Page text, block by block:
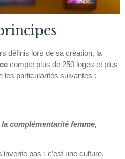
définis lors de sa création, la
compte plus de 250 loges et plus
les particularités suivantes :
complémentarité femme,
pas : c’est une culture.